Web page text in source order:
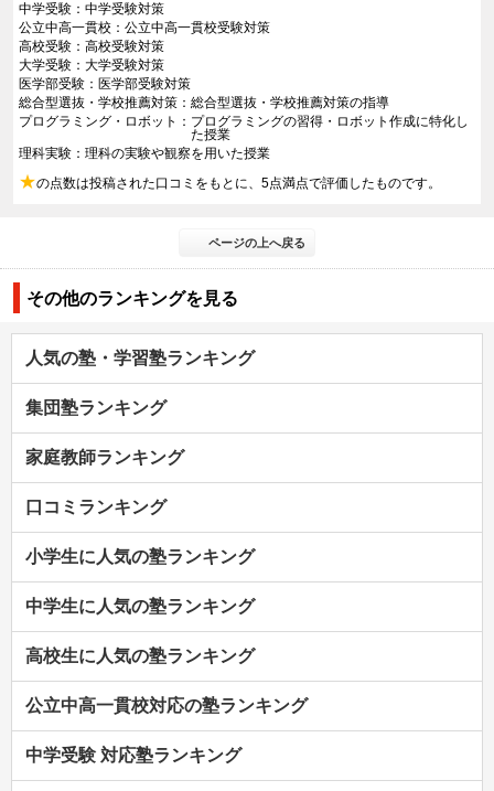
中学受験
中学受験対策
公立中高一貫校
公立中高一貫校受験対策
高校受験
高校受験対策
大学受験
大学受験対策
医学部受験
医学部受験対策
総合型選抜・学校推薦対策
総合型選抜・学校推薦対策の指導
プログラミング・ロボット
プログラミングの習得・ロボット作成に特化し
た授業
理科実験
理科の実験や観察を用いた授業
★の点数は投稿された口コミをもとに、5点満点で評価したものです。
ページの上へ戻る
その他のランキングを見る
人気の塾・学習塾ランキング
集団塾ランキング
家庭教師ランキング
口コミランキング
小学生に人気の塾ランキング
中学生に人気の塾ランキング
高校生に人気の塾ランキング
公立中高一貫校対応の塾ランキング
中学受験 対応塾ランキング